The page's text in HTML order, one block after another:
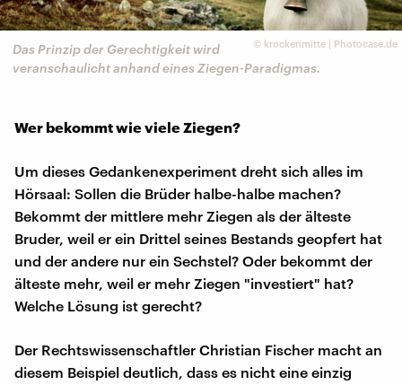
© krockenmitte | Photocase.de
Das Prinzip der Gerechtigkeit wird
veranschaulicht anhand eines Ziegen-Paradigmas.
Wer bekommt wie viele Ziegen?
Um dieses Gedankenexperiment dreht sich alles im
Hörsaal: Sollen die Brüder halbe-halbe machen?
Bekommt der mittlere mehr Ziegen als der älteste
Bruder, weil er ein Drittel seines Bestands geopfert hat
und der andere nur ein Sechstel? Oder bekommt der
älteste mehr, weil er mehr Ziegen "investiert" hat?
Welche Lösung ist gerecht?
Der Rechtswissenschaftler Christian Fischer macht an
diesem Beispiel deutlich, dass es nicht eine einzig